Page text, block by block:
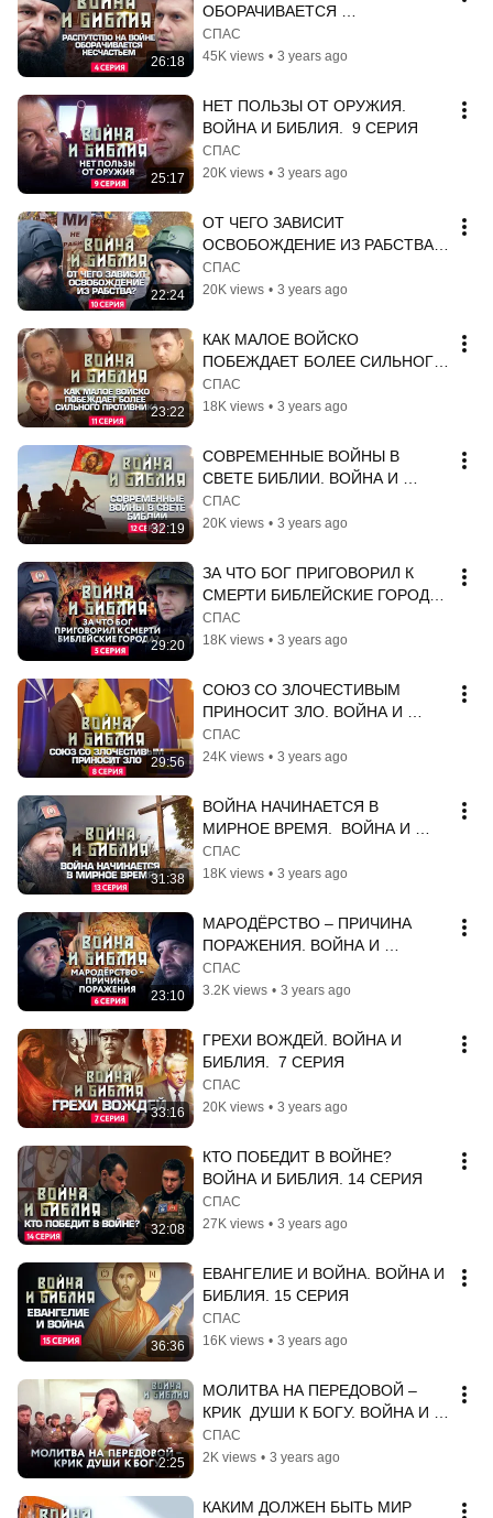
26:18
ОБОРАЧИВАЕТСЯ
НЕСЧАСТЬЕМ. ВОЙНА И
БИБЛИЯ. 4 СЕРИЯ
СПАС
45K views • 3 years ago
25:17
НЕТ ПОЛЬЗЫ ОТ ОРУЖИЯ.
ВОЙНА И БИБЛИЯ.  9 СЕРИЯ
СПАС
20K views • 3 years ago
22:24
ОТ ЧЕГО ЗАВИСИТ
ОСВОБОЖДЕНИЕ ИЗ РАБСТВА?
ВОЙНА И БИБЛИЯ. 10 СЕРИЯ
СПАС
20K views • 3 years ago
23:22
КАК МАЛОЕ ВОЙСКО
ПОБЕЖДАЕТ БОЛЕЕ СИЛЬНОГО
ПРОТИВНИКА. ВОЙНА И
БИБЛИЯ. СЕРИЯ 11
СПАС
18K views • 3 years ago
32:19
СОВРЕМЕННЫЕ ВОЙНЫ В
СВЕТЕ БИБЛИИ. ВОЙНА И
БИБЛИЯ.  12 СЕРИЯ
СПАС
20K views • 3 years ago
29:20
ЗА ЧТО БОГ ПРИГОВОРИЛ К
СМЕРТИ БИБЛЕЙСКИЕ ГОРОДА?
ВОЙНА И БИБЛИЯ. 5 СЕРИЯ
СПАС
18K views • 3 years ago
29:56
СОЮЗ СО ЗЛОЧЕСТИВЫМ
ПРИНОСИТ ЗЛО. ВОЙНА И
БИБЛИЯ. 8 СЕРИЯ
СПАС
24K views • 3 years ago
31:38
ВОЙНА НАЧИНАЕТСЯ В
МИРНОЕ ВРЕМЯ.  ВОЙНА И
БИБЛИЯ. 13 СЕРИЯ
СПАС
18K views • 3 years ago
23:10
МАРОДЁРСТВО – ПРИЧИНА
ПОРАЖЕНИЯ. ВОЙНА И
БИБЛИЯ. 6  СЕРИЯ
СПАС
3.2K views • 3 years ago
33:16
ГРЕХИ ВОЖДЕЙ. ВОЙНА И
БИБЛИЯ.  7 СЕРИЯ
СПАС
20K views • 3 years ago
32:08
КТО ПОБЕДИТ В ВОЙНЕ?
ВОЙНА И БИБЛИЯ. 14 СЕРИЯ
СПАС
27K views • 3 years ago
36:36
ЕВАНГЕЛИЕ И ВОЙНА. ВОЙНА И
БИБЛИЯ. 15 СЕРИЯ
СПАС
16K views • 3 years ago
2:25
МОЛИТВА НА ПЕРЕДОВОЙ –
КРИК  ДУШИ К БОГУ. ВОЙНА И
БИБЛИЯ
СПАС
2K views • 3 years ago
КАКИМ ДОЛЖЕН БЫТЬ МИР